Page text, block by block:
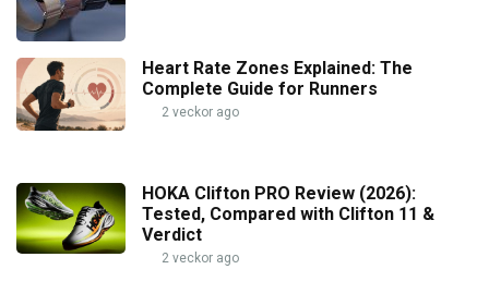
Heart Rate Zones Explained: The
Complete Guide for Runners
2 veckor ago
HOKA Clifton PRO Review (2026):
Tested, Compared with Clifton 11 &
Verdict
2 veckor ago